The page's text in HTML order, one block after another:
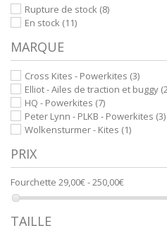
Rupture de stock (8)
En stock (11)
MARQUE
Cross Kites - Powerkites (3)
Elliot - Ailes de traction et buggy
HQ - Powerkites (7)
Peter Lynn - PLKB - Powerkites (3)
Wolkensturmer - Kites (1)
PRIX
Fourchette 29,00€ - 250,00€
TAILLE